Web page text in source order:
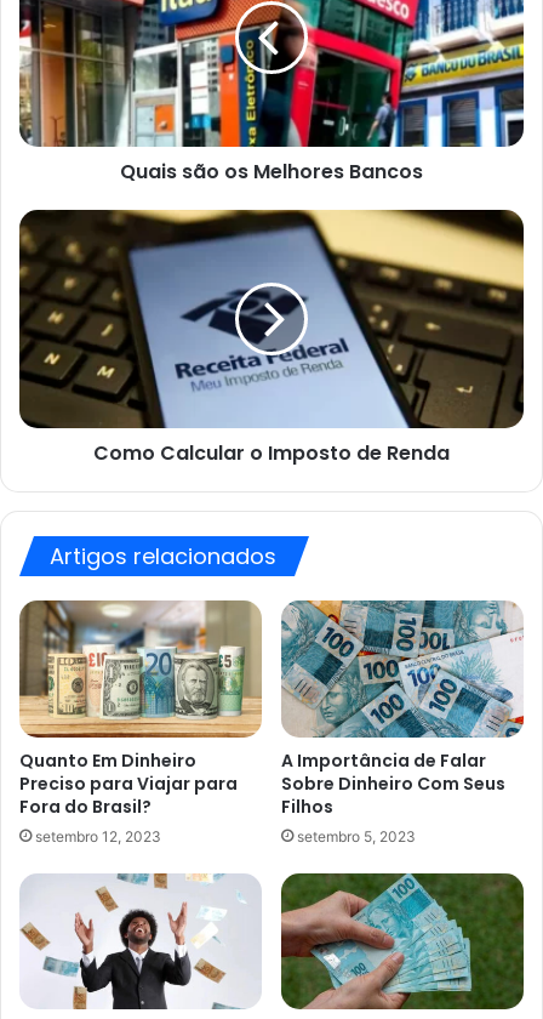
Melhores
Bancos
Quais são os Melhores Bancos
Como
Calcular
o
Imposto
de
Renda
Como Calcular o Imposto de Renda
Artigos relacionados
Quanto Em Dinheiro
Preciso para Viajar para
Fora do Brasil?
setembro 12, 2023
A Importância de Falar
Sobre Dinheiro Com Seus
Filhos
setembro 5, 2023